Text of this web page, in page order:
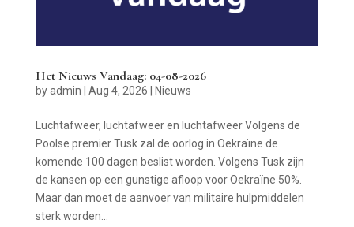
Het Nieuws Vandaag: 04-08-2026
byadmin Aug 4, 2026 Nieuws
Luchtafweer, luchtafweer en luchtafweer Volgens de
Poolse premier Tusk zal de oorlog in Oekraïne de
komende 100 dagen beslist worden. Volgens Tusk zijn
de kansen op een gunstige afloop voor Oekraïne 50%.
Maar dan moet de aanvoer van militaire hulpmiddelen
sterk worden...